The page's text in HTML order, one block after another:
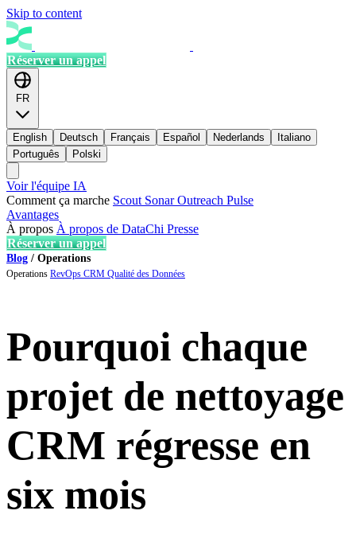
Skip to content
Réserver un appel
FR
English Deutsch Français Español Nederlands
Italiano
Português
Polski
Voir l'équipe IA
Comment ça marche Scout SonarOutreach Pulse
Avantages
À propos À propos de DataChi Presse
Réserver un appel
Blog / Operations
Operations RevOps CRM Qualité des Données
Pourquoi chaque
projet de nettoyage
CRM régresse en
six mois